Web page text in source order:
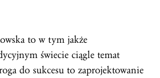
to w tym jakże
świecie ciągle temat
do sukcesu to zaprojektowanie